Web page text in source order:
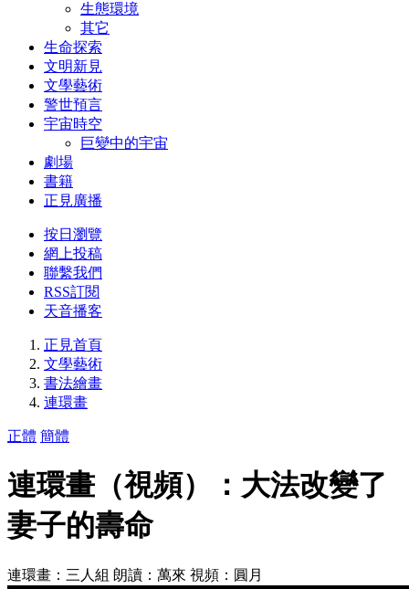
生態環境
其它
生命探索
文明新見
文學藝術
警世預言
宇宙時空
巨變中的宇宙
劇場
書籍
正見廣播
按日瀏覽
網上投稿
聯繫我們
RSS訂閱
天音播客
正見首頁
文學藝術
書法繪畫
連環畫
正體 簡體
連環畫（視頻）：大法改變了
妻子的壽命
連環畫：三人組 朗讀：萬來 視頻：圓月